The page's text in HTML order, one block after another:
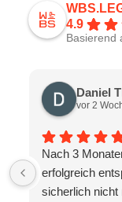
4.9
Basierend
Daniel
vor 2
Nach 3
erfolgreich
sicherlich nicht